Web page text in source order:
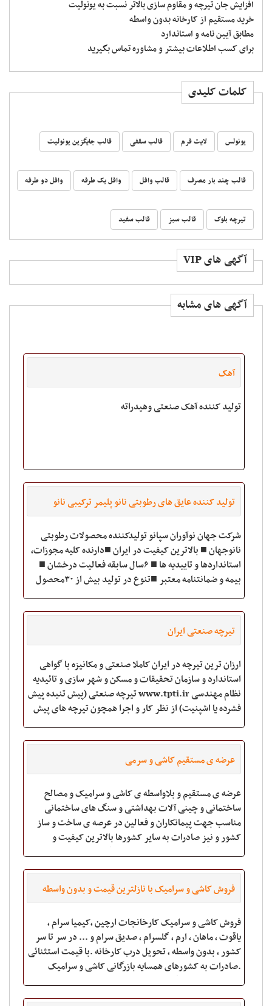
افزایش جان تیرچه و مقاوم سازی بالاتر نسبت به یونولیت
خرید مستقیم از کارخانه بدون واسطه
مطابق آیین نامه و استاندارد
برای کسب اطلاعات بیشتر و مشاوره تماس بگیرید
کلمات کلیدی
یونولس لایت فرم قالب سقفی قالب جایگزین یونولیت
قالب چند بار مصرف قالب وافل وافل یک طرفه وافل دو طرفه
تیرچه بلوک قالب سبز قالب سفید
آگهی های VIP
آگهی های مشابه
آهک
تولید کننده آهک صنعتی وهیدراته
تولید کننده عایق های رطوبتی نانو پلیمر ترکیبی نانو
شرکت جهان نوآوران سپانو تولیدکننده محصولات رطوبتی
نانوجهان ■ بالاترین کیفیت در ایران ■دارنده کلیه مجوزات،
استانداردها و تاییدیه ها ■ ۶سال سابقه فعالیت درخشان ■
بیمه و ضمانتنامه معتبر ■تنوع در تولید بیش از ۳۰محصول
تیرچه صنعتی ایران
ارزان ترین تیرچه در ایران کاملا صنعتی و مکانیزه با گواهی
استاندارد و سازمان تحقیقات و مسکن و شهر سازی و تائیدیه
نظام مهندسی www.tpti.ir تیرچه صنعتی (پیش تنیده پیش
فشرده یا اشپنیت) از نظر کار و اجرا همچون تیرچه های پیش
عرضه ی مستقیم کاشی و سرمی
عرضه ی مستقیم و بلاواسطه ی کاشی و سرامیک و مصالح
ساختمانی و چینی آلات بهداشتی و سنگ های ساختمانی
مناسب جهت پیمانکاران و فعالین در عرصه ی ساخت و ساز
کشور و نیز صادرات به سایر کشورها بالاترین کیفیت و
نازلترین قیمت ها را از ما بخواهید بازرگانی همراه
فروش کاشی و سرامیک با نازلترین قیمت و بدون واسطه
فروش کاشی و سرامیک کارخانجات ارچین ,کیمیا سرام ,
یاقوت , ماهان , ارم , گلسرام , صدیق سرام و ... در سر تا سر
کشور ، بدون واسطه ، تحویل درب کارخانه .با قیمت استثنائی
.صادرات به کشورهای همسایه بازرگانی کاشی و سرامیک
الماس میبد نمایندگی فروش و صاد